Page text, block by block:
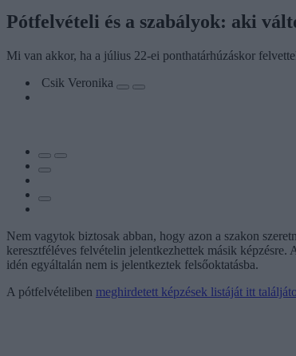
Pótfelvételi és a szabályok: aki
Mi van akkor, ha a július 22-ei ponthatárhúzáskor
Csik Veronika
Nem vagytok biztosak abban, hogy azon a szakon
keresztféléves felvételin jelentkezhettek másik
idén egyáltalán nem is jelentkeztek felsőoktatásba.
A pótfelvételiben meghirdetett képzések listáját itt